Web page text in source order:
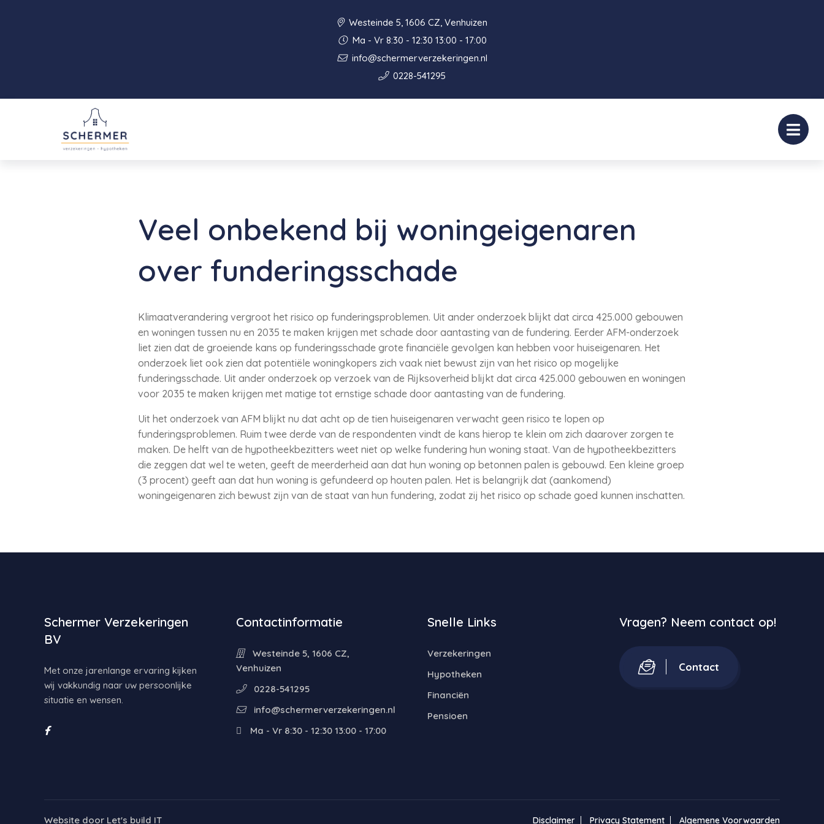
Westeinde 5, 1606 CZ, Venhuizen
Ma - Vr 8:30 - 12:30 13:00 - 17:00
info@schermerverzekeringen.nl
0228-541295
Veel onbekend bij woningeigenaren
over funderingsschade
Klimaatverandering vergroot het risico op funderingsproblemen. Uit ander onderzoek blijkt dat circa 425.000 gebouwen
en woningen tussen nu en 2035 te maken krijgen met schade door aantasting van de fundering. Eerder AFM-onderzoek
liet zien dat de groeiende kans op funderingsschade grote financiële gevolgen kan hebben voor huiseigenaren. Het
onderzoek liet ook zien dat potentiële woningkopers zich vaak niet bewust zijn van het risico op mogelijke
funderingsschade. Uit ander onderzoek op verzoek van de Rijksoverheid blijkt dat circa 425.000 gebouwen en woningen
voor 2035 te maken krijgen met matige tot ernstige schade door aantasting van de fundering.
Uit het onderzoek van AFM blijkt nu dat acht op de tien huiseigenaren verwacht geen risico te lopen op
funderingsproblemen. Ruim twee derde van de respondenten vindt de kans hierop te klein om zich daarover zorgen te
maken. De helft van de hypotheekbezitters weet niet op welke fundering hun woning staat. Van de hypotheekbezitters
die zeggen dat wel te weten, geeft de meerderheid aan dat hun woning op betonnen palen is gebouwd. Een kleine groep
(3 procent) geeft aan dat hun woning is gefundeerd op houten palen. Het is belangrijk dat (aankomend)
woningeigenaren zich bewust zijn van de staat van hun fundering, zodat zij het risico op schade goed kunnen inschatten.
Schermer Verzekeringen
BV
Met onze jarenlange ervaring kijken
wij vakkundig naar uw persoonlijke
situatie en wensen.
Contactinformatie
Westeinde 5, 1606 CZ,
Venhuizen
0228-541295
info@schermerverzekeringen.nl
Ma - Vr 8:30 - 12:30 13:00 - 17:00
Snelle Links
Verzekeringen
Hypotheken
Financiën
Pensioen
Vragen? Neem contact op!
Contact
Website door Let's build IT Disclaimer Privacy Statement Algemene Voorwaarden